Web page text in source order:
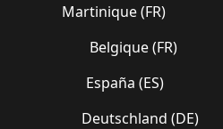
Martinique (FR)
Belgique (FR)
España (ES)
Deutschland (DE)